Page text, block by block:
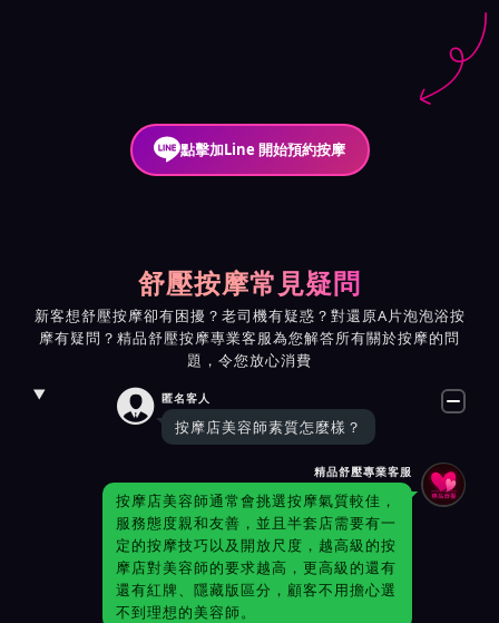
點擊加Line 開始預約按摩
舒壓按摩常見疑問
新客想舒壓按摩卻有困擾？老司機有疑惑？對還原A片泡泡浴按
摩有疑問？精品舒壓按摩專業客服為您解答所有關於按摩的問
題，令您放心消費
 匿名客人
按摩店美容師素質怎麼樣？
精品舒壓專業客服
按摩店美容師通常會挑選按摩氣質較佳，
服務態度親和友善，並且半套店需要有一
定的按摩技巧以及開放尺度，越高級的按
摩店對美容師的要求越高，更高級的還有
還有紅牌、隱藏版區分，顧客不用擔心選
不到理想的美容師。